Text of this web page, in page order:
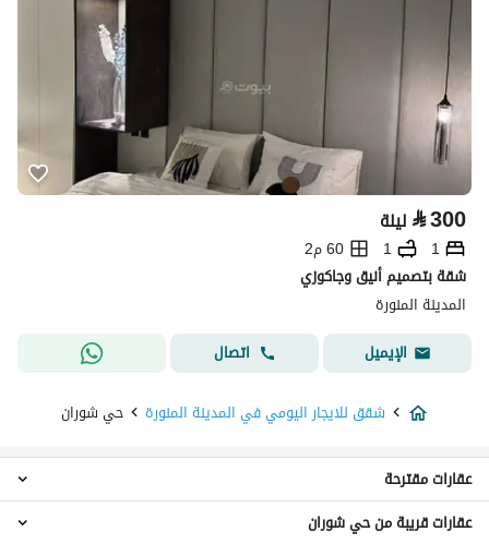
⃁300 ليلة
1
1
60 م2
شقة بتصميم أنيق وجاكوزي
المدينة المنورة
الإيميل
اتصال
شقق للايجار اليومي في المدينة المنورة حي شوران
شقق 1 غرفة نوم للايجار اليومي في حي شوران
عقارات مقترحة
عقارات قريبة من حي شوران